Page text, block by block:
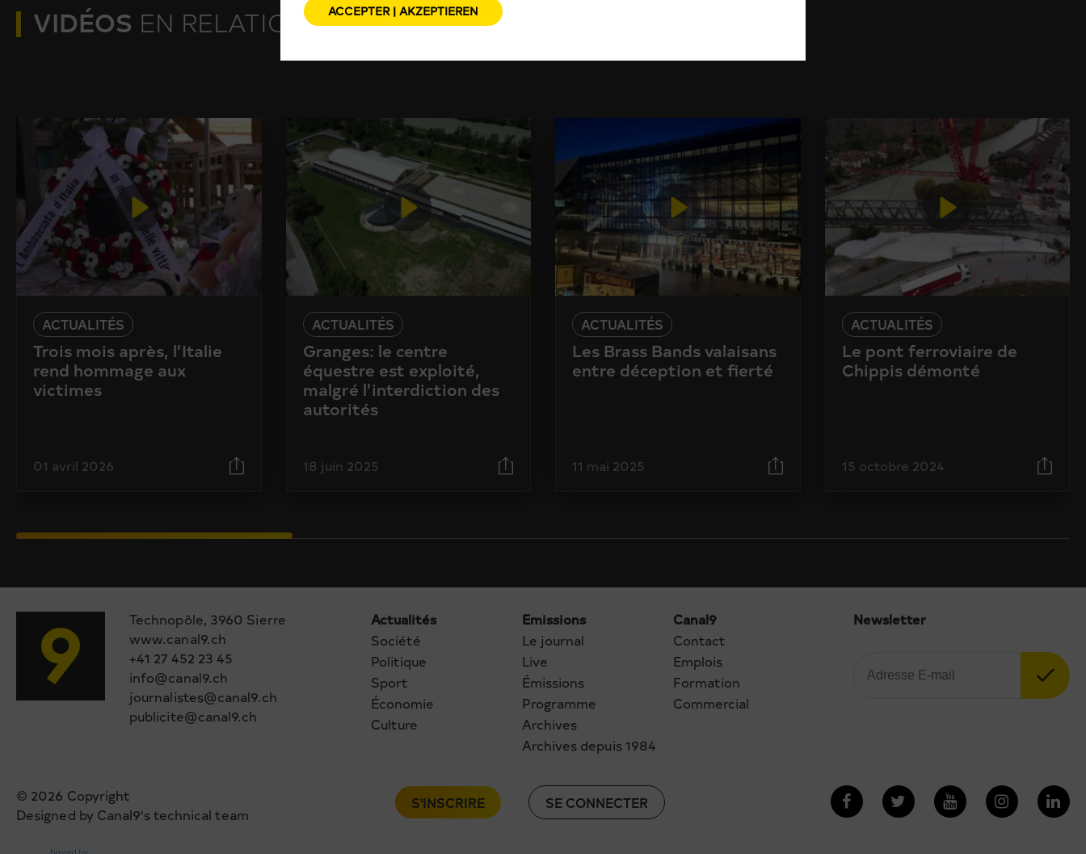
VIDÉOS EN RELATION
ACTUALITÉS
Trois mois après, l’Italie
rend hommage aux
victimes
01 avril 2026
ACTUALITÉS
Granges: le centre
équestre est exploité,
malgré l’interdiction des
autorités
18 juin 2025
ACTUALITÉS
Les Brass Bands valaisans
entre déception et fierté
11 mai 2025
ACTUALITÉS
Le pont ferroviaire de
Chippis démonté
15 octobre 2024
Technopôle, 3960 Sierre
www.canal9.ch
+41 27 452 23 45
info@canal9.ch
journalistes@canal9.ch
publicite@canal9.ch
Actualités
Société
Politique
Sport
Économie
Culture
Emissions
Le journal
Live
Émissions
Programme
Archives
Archives depuis 1984
Canal9
Contact
Emplois
Formation
Commercial
Newsletter
© 2026 Copyright
Designed by Canal9's technical team
S'INSCRIRE SE CONNECTER
ACCEPTER | AKZEPTIEREN